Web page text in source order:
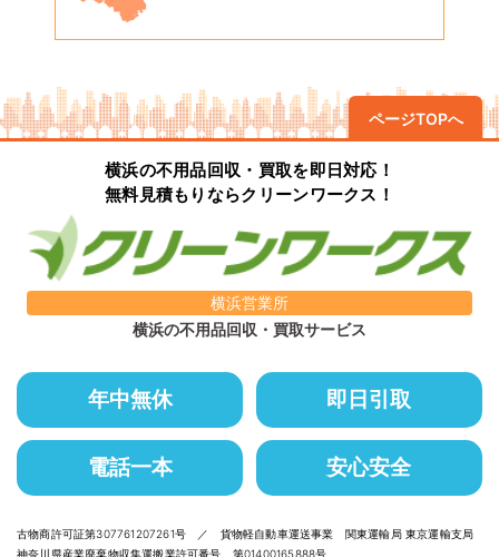
ページTOPへ
横浜の不用品回収・買取を即日対応！
無料見積もりならクリーンワークス！
横浜営業所
横浜の不用品回収・買取サービス
年中無休 即日引取
電話一本 安心安全
古物商許可証第307761207261号 ／ 貨物軽自動車運送事業 関東運輸局 東京運輸支局
神奈川県産業廃棄物収集運搬業許可番号 第01400165888号